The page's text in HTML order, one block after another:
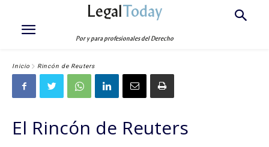
LegalToday
Por y para profesionales del Derecho
Inicio Rincón de Reuters
El Rincón de Reuters